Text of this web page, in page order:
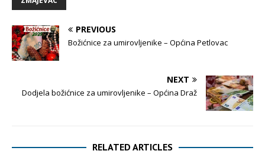
PREVIOUS
Božićnice za umirovljenike – Općina Petlovac
NEXT
Dodjela božićnice za umirovljenike – Općina Draž
RELATED ARTICLES